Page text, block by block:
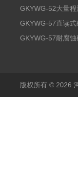
位计
GKYWG-52大量程
物位计
GKYWG-57直读式
液位计
GKYWG-57耐腐蚀
版权所有 © 2026